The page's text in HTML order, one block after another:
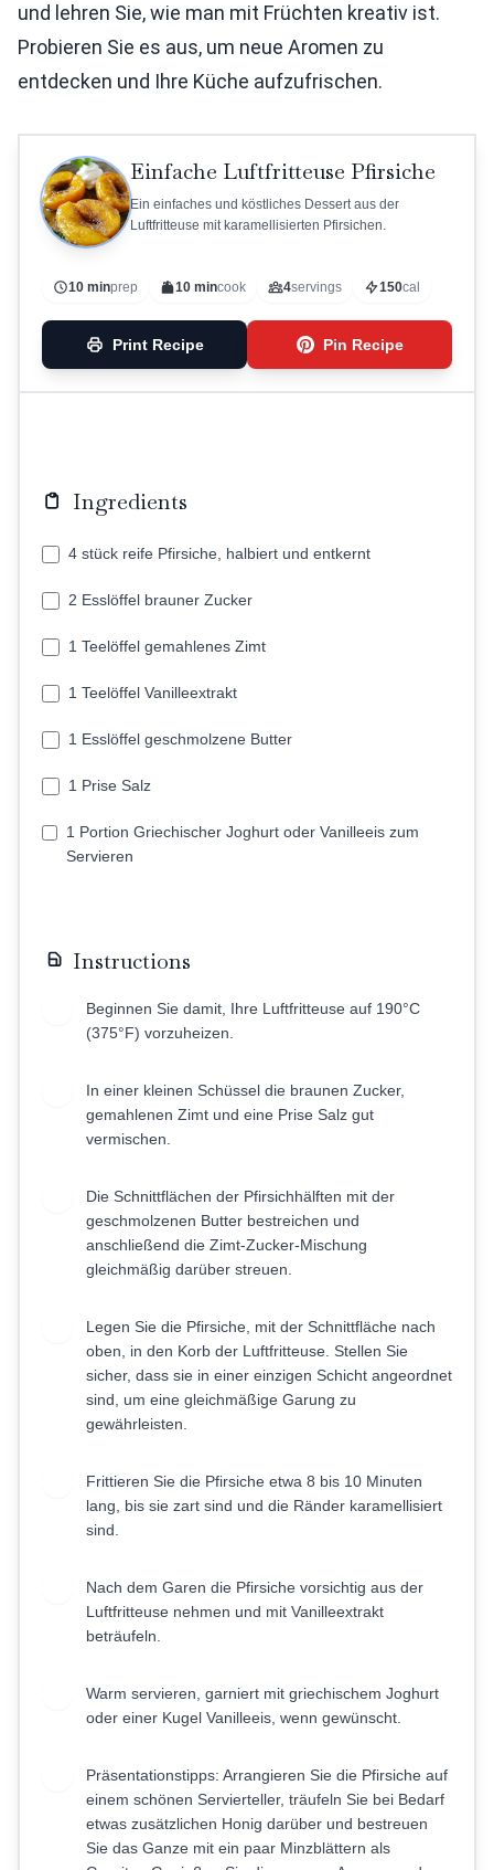
und lehren Sie, wie man mit Früchten kreativ ist.
Probieren Sie es aus, um neue Aromen zu
entdecken und Ihre Küche aufzufrischen.
Einfache Luftfritteuse Pfirsiche
Ein einfaches und köstliches Dessert aus der
Luftfritteuse mit karamellisierten Pfirsichen.
10 minprep 10 mincook 4servings 150cal
Print Recipe Pin Recipe
Ingredients
4 stück reife Pfirsiche, halbiert und entkernt
2 Esslöffel brauner Zucker
1 Teelöffel gemahlenes Zimt
1 Teelöffel Vanilleextrakt
1 Esslöffel geschmolzene Butter
1 Prise Salz
1 Portion Griechischer Joghurt oder Vanilleeis zum
Servieren
Instructions
Beginnen Sie damit, Ihre Luftfritteuse auf 190°C
(375°F) vorzuheizen.
In einer kleinen Schüssel die braunen Zucker,
gemahlenen Zimt und eine Prise Salz gut
vermischen.
Die Schnittflächen der Pfirsichhälften mit der
geschmolzenen Butter bestreichen und
anschließend die Zimt-Zucker-Mischung
gleichmäßig darüber streuen.
Legen Sie die Pfirsiche, mit der Schnittfläche nach
oben, in den Korb der Luftfritteuse. Stellen Sie
sicher, dass sie in einer einzigen Schicht angeordnet
sind, um eine gleichmäßige Garung zu
gewährleisten.
Frittieren Sie die Pfirsiche etwa 8 bis 10 Minuten
lang, bis sie zart sind und die Ränder karamellisiert
sind.
Nach dem Garen die Pfirsiche vorsichtig aus der
Luftfritteuse nehmen und mit Vanilleextrakt
beträufeln.
Warm servieren, garniert mit griechischem Joghurt
oder einer Kugel Vanilleeis, wenn gewünscht.
Präsentationstipps: Arrangieren Sie die Pfirsiche auf
einem schönen Servierteller, träufeln Sie bei Bedarf
etwas zusätzlichen Honig darüber und bestreuen
Sie das Ganze mit ein paar Minzblättern als